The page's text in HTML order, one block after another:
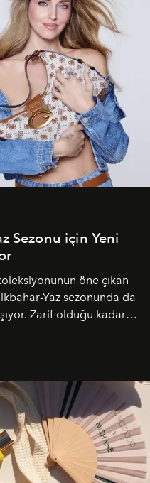
Sezonu için Yeni
öne çıkan
Yaz sezonunda da
Zarif olduğu kadar